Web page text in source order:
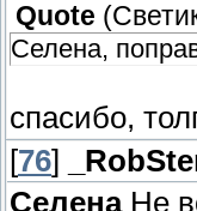
Quote (
Селена,
спасибо,
[76]
СеленаНе